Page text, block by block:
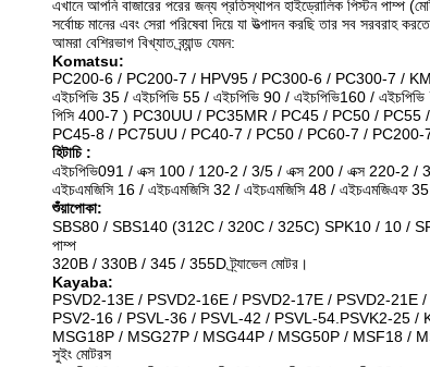
এখানে আপনি বাজারের পরের জন্য প্রতিস্থাপন হাইড্রোলিক পিস্টন পাম্প
সর্বোচ্চ মানের এবং সেরা পরিষেবা দিয়ে যা উত্পাদন করছি তার সব সরবরাহ
আমরা বেশিরভাগ বিখ্যাত ব্র্যান্ড যেমন:
Komatsu:
PC200-6 / PC200-7 / HPV95 / PC300-6 / PC300-7 /
এইচপিভি 35 / এইচপিভি 55 / এইচপিভি 90 / এইচপিভি160 /
পিসি 400-7 ) PC30UU / PC35MR / PC45 / PC50 / PC55
PC45-8 / PC75UU / PC40-7 / PC50 / PC60-7 /
হিটাচি :
এইচপিভি091 / এক্স 100 / 120-2 / 3/5 / এক্স 200 / এক্স 220-2 / 3
এইচএমজিসি 16 / এইচএমজিসি 32 / এইচএমজিসি 48 / এইচএমজিএফ
শুঁয়াপোকা:
SBS80 / SBS140 (312C / 320C / 325C) SPK10 / 10 /
পাম্প
320B / 330B / 345 / 355D ট্র্যাভেল মোটর।
Kayaba:
PSVD2-13E / PSVD2-16E / PSVD2-17E / PSVD2-21E
PSV2-16 / PSVL-36 / PSVL-42 / PSVL-54.PSVK2-25 /
MSG18P / MSG27P / MSG44P / MSG50P / MSF18 /
সুইং মোটরস